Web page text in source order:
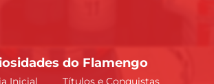
do Flamengo
Inicial
Títulos e Conquistas